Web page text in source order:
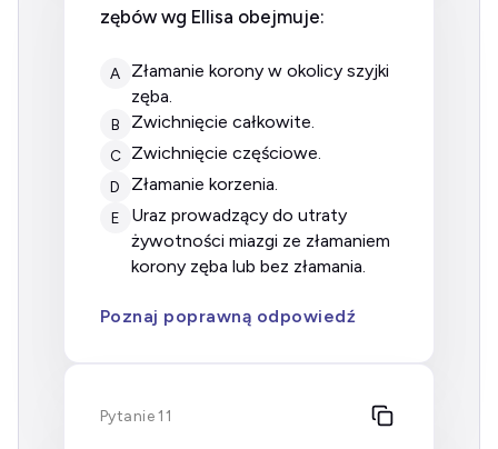
zębów wg Ellisa obejmuje:
A
złamanie korony w okolicy szyjki
zęba.
B zwichnięcie całkowite.
C zwichnięcie częściowe.
D złamanie korzenia.
E
uraz prowadzący do utraty
żywotności miazgi ze złamaniem
korony zęba lub bez złamania.
Poznaj poprawną odpowiedź
Pytanie 11